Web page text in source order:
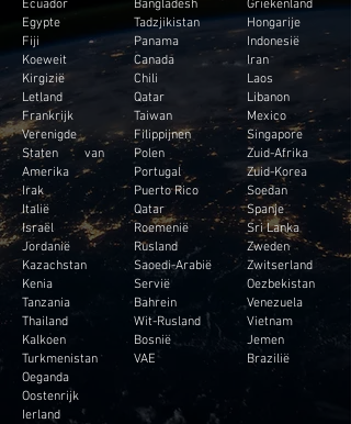
Egypte
Fiji
Koeweit
Kirgizië
Letland
Frankrijk
Verenigde
Staten van
Amerika
Irak
Italië
Israël
Jordanië
Kazachstan
Kenia
Tanzania
Thailand
Kalkoen
Turkmenistan
Oeganda
Oostenrijk
Ierland
Tadzjikistan
Panama
Canada
Chili
Qatar
Taiwan
Filippijnen
Polen
Portugal
Puerto Rico
Qatar
Roemenië
Rusland
Saoedi-Arabië
Servië
Bahrein
Wit-Rusland
Bosnië
VAE
Hongarije
Indonesië
Iran
Laos
Libanon
Mexico
Singapore
Zuid-Afrika
Zuid-Korea
Soedan
Spanje
Sri Lanka
Zweden
Zwitserland
Oezbekistan
Venezuela
Vietnam
Jemen
Brazilië